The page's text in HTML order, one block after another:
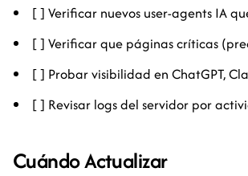
[ ] Verificar nuevos user-agents IA
[ ] Verificar que páginas críticas
[ ] Probar visibilidad en ChatGPT,
[ ] Revisar logs del servidor por
Cuándo Actualizar